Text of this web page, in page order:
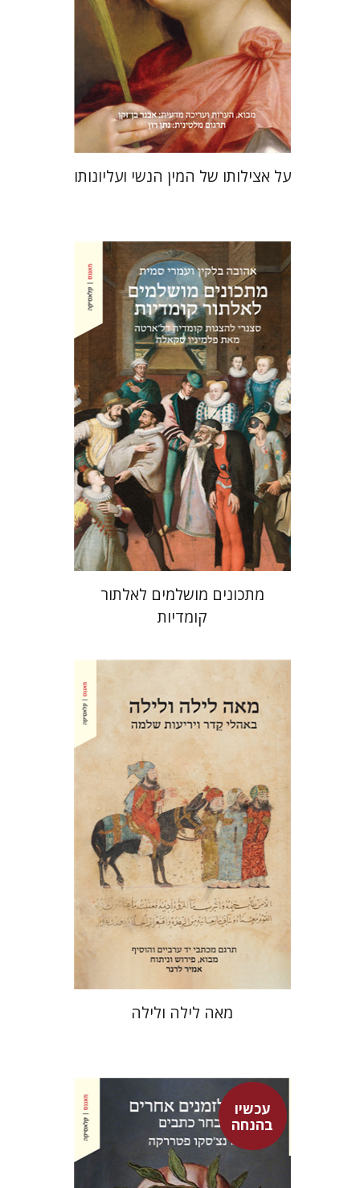
מחיר השקה
$31
$22
על אצילותו של המין הנשי ועליונותו
אהובה בלקין עמרי סמית
הנחת אתר ספר מודפס
$42
$38
מתכונים מושלמים לאלתור
קומדיות
אמיר לרנר
אמיר לרנר
הנחת אתר ספר מודפס
$42
$38
מאה לילה ולילה
עכשיו
בהנחהפרנצ'סקו פטררקה
גור זק
עמינדב דיקמן
נתן רון
גור זק
אברהם ארואטי